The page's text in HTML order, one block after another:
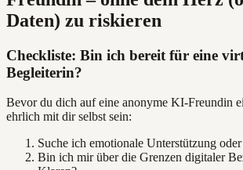
Daten) zu riskieren
Checkliste: Bin ich bereit für eine
Begleiterin?
Bevor du dich auf eine anonyme KI-Freundin
ehrlich mit dir selbst sein:
Suche ich emotionale Unterstützung
Bin ich mir über die Grenzen digitaler